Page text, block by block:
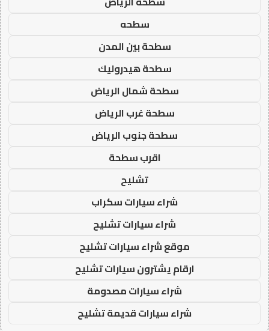
سطحه
سطحة بين المدن
سطحة هيدروليك
سطحة شمال الرياض
سطحة غرب الرياض
سطحة جنوب الرياض
اقرب سطحة
تشليح
شراء سيارات سكراب
شراء سيارات تشليح
موقع شراء سيارات تشليح
ارقام يشترون سيارات تشليح
شراء سيارات مصدومة
شراء سيارات قديمة تشليح